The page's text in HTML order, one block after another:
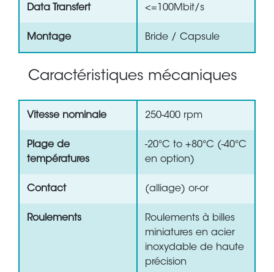
Data Transfert <=100Mbit/s
Montage Bride / Capsule
Caractéristiques mécaniques
Vitesse nominale 250-400 rpm
Plage de
températures
-20°C to +80°C (-40°C
en option)
Contact (alliage) or-or
Roulements
Roulements à billes
miniatures en acier
inoxydable de haute
précision